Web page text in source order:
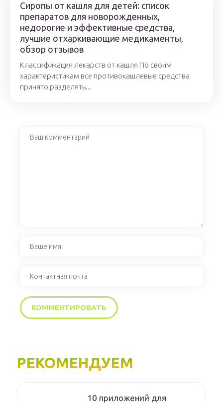
Сиропы от кашля для детей: список
препаратов для новорожденных,
недорогие и эффективные средства,
лучшие отхаркивающие медикаменты,
обзор отзывов
Классификация лекарств от кашля По своим
характеристикам все противокашлевые средства
принято разделять...
РЕКОМЕНДУЕМ
10 приложений для